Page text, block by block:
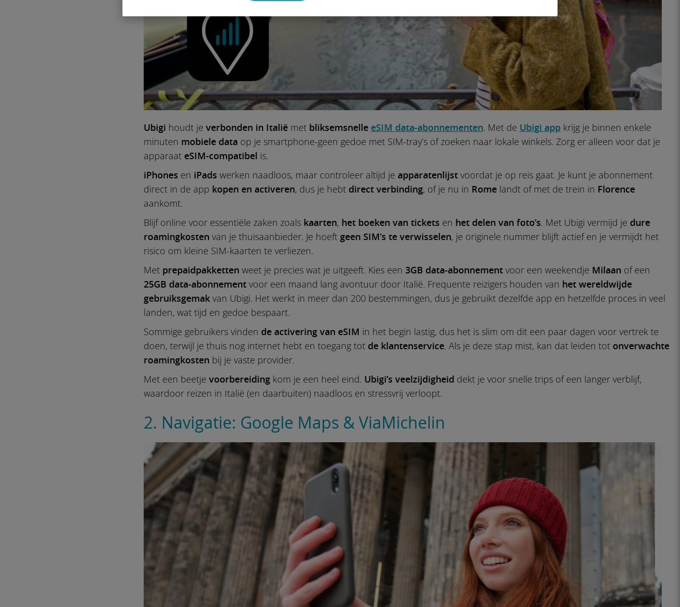
Ubigi houdt je verbonden in Italiëmet bliksemsnelle eSIM data-abonnementen. Met de Ubigi appkrijg je binnen enkele
minuten mobiele data op je smartphone-geen gedoe met SIM-tray’s of zoeken naar lokale winkels. Zorg er alleen voor dat je
apparaat eSIM-compatibel is.
iPhones en iPads werken naadloos, maar controleer altijd je apparatenlijstvoordat je op reis gaat. Je kunt je abonnement
direct in de app kopen en activeren, dus je hebt direct verbinding, of je nu in Romelandt of met de trein in Florence
aankomt.
Blijf online voor essentiële zaken zoals kaarten, het boeken van tickets en het delen van foto’s. Met Ubigi vermijd je dure
roamingkosten van je thuisaanbieder. Je hoeft geen SIM’s te verwisselen, je originele nummer blijft actief en je vermijdt het
risico om kleine SIM-kaarten te verliezen.
Met prepaidpakketten weet je precies wat je uitgeeft. Kies een 3GB data-abonnementvoor een weekendje Milaan of een
25GB data-abonnementvoor een maand lang avontuur door Italië. Frequente reizigers houden van het wereldwijde
gebruiksgemakvan Ubigi. Het werkt in meer dan 200 bestemmingen, dus je gebruikt dezelfde app en hetzelfde proces in veel
landen, wat tijd en gedoe bespaart.
Sommige gebruikers vinden de activering van eSIM in het begin lastig, dus het is slim om dit een paar dagen voor vertrek te
doen, terwijl je thuis nog internet hebt en toegang tot de klantenservice. Als je deze stap mist, kan dat leiden tot onverwachte
roamingkosten bij je vaste provider.
Met een beetje voorbereidingkom je een heel eind. Ubigi’s veelzijdigheid dekt je voor snelle trips of een langer verblijf,
waardoor reizen in Italië (en daarbuiten) naadloos en stressvrij verloopt.
2. Navigatie: Google Maps & ViaMichelin